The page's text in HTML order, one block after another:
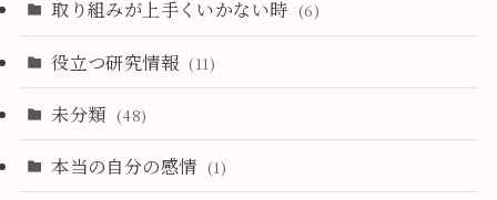
取り組みが上手くいかない時 (6)
役立つ研究情報 (11)
未分類 (48)
本当の自分の感情 (1)